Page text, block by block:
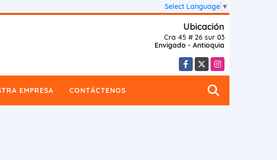
Select Language ▼
Ubicación
Cra 45 # 26 sur 03
Envigado - Antioquia
Facebook
X Instagram
EMPRESA CONTÁCTENOS